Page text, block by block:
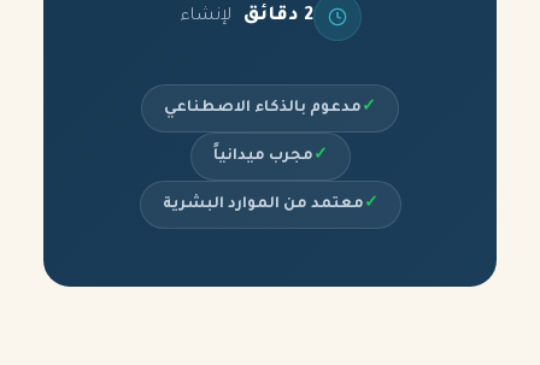
2 دقائق لإنشاء
✓ مدعوم بالذكاء الاصطناعي
✓ مجرب ميدانياً
✓ معتمد من الموارد البشرية